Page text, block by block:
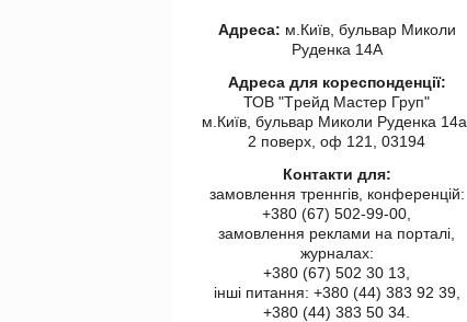
Адреса: м.Київ, бульвар Миколи
Руденка 14А
Адреса для кореспонденції:
ТОВ "Tрейд Мастер Груп"
м.Київ, бульвар Миколи Руденка 14а,
2 поверх, оф 121, 03194
Контакти для:
замовлення треннгів, конференцій:
+380 (67) 502-99-00,
замовлення реклами на порталі,
журналах:
+380 (67) 502 30 13,
інші питання: +380 (44) 383 92 39,
+380 (44) 383 50 34.